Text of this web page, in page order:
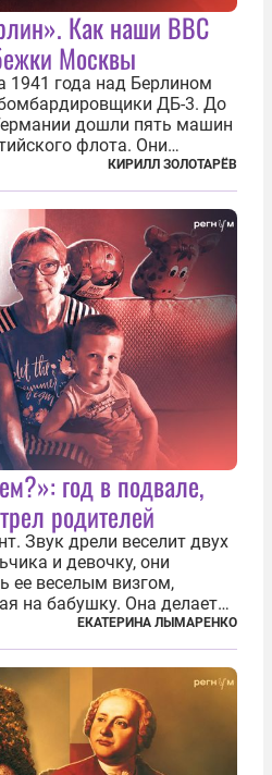
Как наши ВВС
Москвы
1941 года над Берлином
бомбардировщики ДБ-3. До
дошли пять машин
флота. Они
который в тот момент
что война идет где-то
КИРИЛЛ ЗОЛОТАРЁВ
год в подвале,
родителей
Звук дрели веселит двух
и девочку, они
ее веселым визгом,
на бабушку. Она делает
чувствуют, что она
правда: дрель, конечно,
ЕКАТЕРИНА ЛЫМАРЕНКО